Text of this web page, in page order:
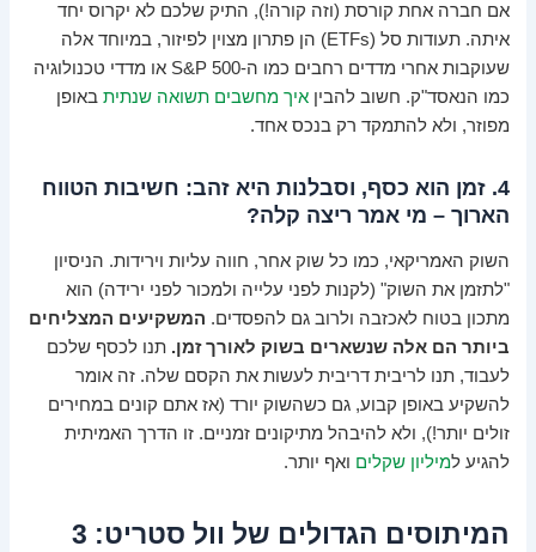
אם חברה אחת קורסת (וזה קורה!), התיק שלכם לא יקרוס יחד
איתה. תעודות סל (ETFs) הן פתרון מצוין לפיזור, במיוחד אלה
שעוקבות אחרי מדדים רחבים כמו ה-S&P 500 או מדדי טכנולוגיה
כמו הנאסד"ק. חשוב להביןאיך מחשבים תשואה שנתית באופן
מפוזר, ולא להתמקד רק בנכס אחד.
4. זמן הוא כסף, וסבלנות היא זהב: חשיבות הטווח
הארוך – מי אמר ריצה קלה?
השוק האמריקאי, כמו כל שוק אחר, חווה עליות וירידות. הניסיון
"לתזמן את השוק" (לקנות לפני עלייה ולמכור לפני ירידה) הוא
מתכון בטוח לאכזבה ולרוב גם להפסדים. המשקיעים המצליחים
ביותר הם אלה שנשארים בשוק לאורך זמן. תנו לכסף שלכם
לעבוד, תנו לריבית דריבית לעשות את הקסם שלה. זה אומר
להשקיע באופן קבוע, גם כשהשוק יורד (אז אתם קונים במחירים
זולים יותר!), ולא להיבהל מתיקונים זמניים. זו הדרך האמיתית
להגיע למיליון שקלים ואף יותר.
המיתוסים הגדולים של וול סטריט: 3